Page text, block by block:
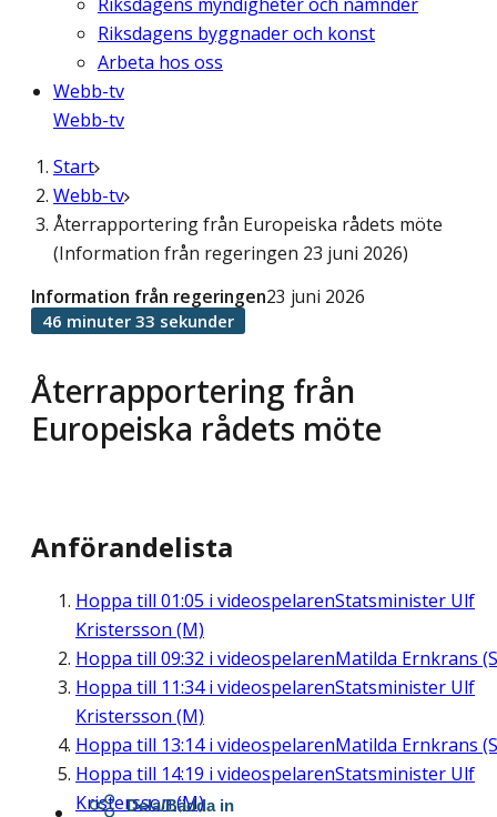
Riksdagens byggnader och konst
Arbeta hos oss
Webb-tv
Webb-tv
Start
Webb-tv
Återrapportering från Europeiska rådets möte
(Information från regeringen 23 juni 2026)
Återrapportering från
Europeiska rådets möte
Information från regeringen23 juni 2026
46 minuter 33 sekunder
Anförandelista
Hoppa till 01:05 i videospelarenStatsminister Ulf
Kristersson (M)
Hoppa till 09:32 i videospelarenMatilda Ernkrans
Hoppa till 11:34i videospelarenStatsminister Ulf
Kristersson (M)
Hoppa till 13:14i videospelarenMatilda Ernkrans
Hoppa till 14:19 i videospelarenStatsminister Ulf
Kristersson (M)
Dela/Bädda in